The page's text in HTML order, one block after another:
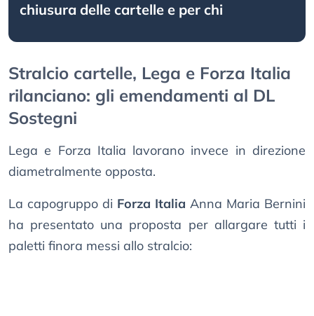
chiusura delle cartelle e per chi
Stralcio cartelle, Lega e Forza Italia
rilanciano: gli emendamenti al DL
Sostegni
Lega e Forza Italia lavorano invece in direzione
diametralmente opposta.
La capogruppo di Forza Italia Anna Maria Bernini
ha presentato una proposta per allargare tutti i
paletti finora messi allo stralcio: